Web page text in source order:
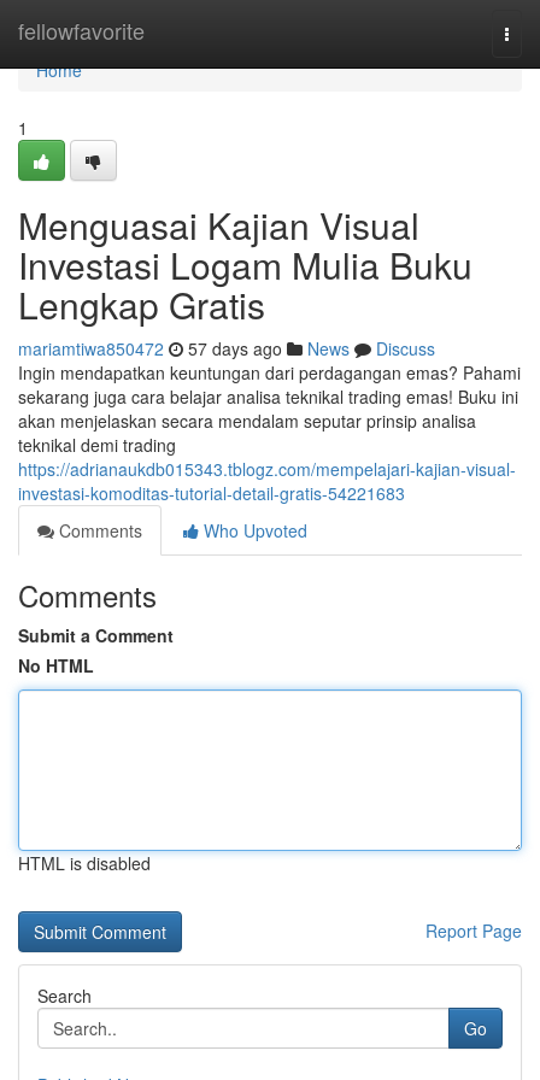
fellowfavorite
Home
Home
1
Menguasai Kajian Visual
Investasi Logam Mulia Buku
Lengkap Gratis
mariamtiwa850472 57 days ago News
Discuss
Ingin mendapatkan keuntungan dari perdagangan emas? Pahami
sekarang juga cara belajar analisa teknikal trading emas! Buku ini
akan menjelaskan secara mendalam seputar prinsip analisa
teknikal demi trading
https://adrianaukdb015343.tblogz.com/mempelajari-kajian-visual-
investasi-komoditas-tutorial-detail-gratis-54221683
Comments
Who Upvoted
Comments
Submit a Comment
No HTML
HTML is disabled
Report Page
Search
Go